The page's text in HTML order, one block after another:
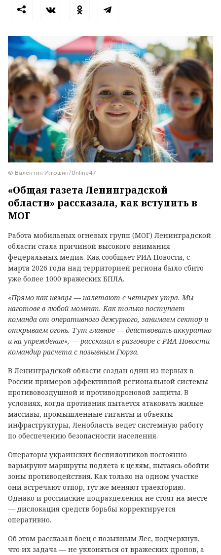
© Валентин Илюшин/Online47
«Общая газета Ленинградской
области» рассказала, как вступить в
МОГ
Работа мобильных огневых групп (МОГ) Ленинградской
области стала причиной высокого внимания
федеральных медиа. Как сообщает РИА Новости, с
марта 2026 года над территорией региона было сбито
уже более 1000 вражеских БПЛА.
«Прямо как немцы — налетают с четырех утра. Мы
наготове в любой момент. Как только поступает
команда от оперативного дежурного, занимаем сектор и
открываем огонь. Тут главное — действовать аккуратно
и на упреждение», — рассказал в разговоре с РИА Новости
командир расчета с позывным Гюрза.
В Ленинградской области создан один из первых в
России примеров эффективной региональной системы
противовоздушной и противодроновой защиты. В
условиях, когда противник пытается атаковать жилые
массивы, промышленные гиганты и объекты
инфраструктуры, Ленобласть ведет системную работу
по обеспечению безопасности населения.
Операторы украинских беспилотников постоянно
варьируют маршруты подлета к целям, пытаясь обойти
зоны противодействия. Как только на одном участке
они встречают отпор, тут же меняют траекторию.
Однако и российские подразделения не стоят на месте
— дислокация средств борьбы корректируется
оперативно.
Об этом рассказал боец с позывным Лес, подчеркнув,
что их задача — не уклоняться от вражеских дронов, а